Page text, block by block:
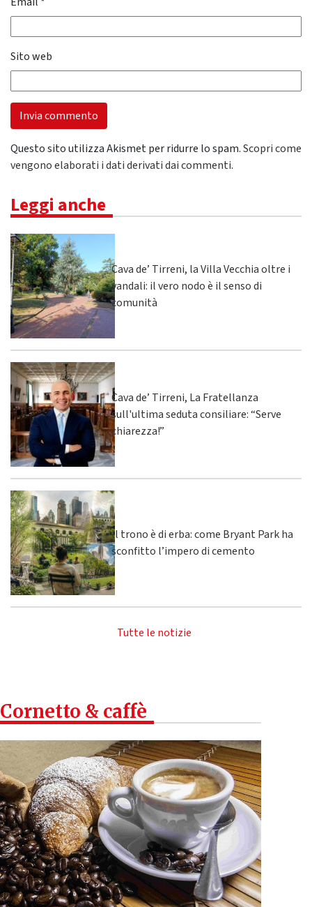
Sito web
Questo sito utilizza Akismet per ridurre lo spam.Scopri come
vengono elaborati i dati derivati dai commenti.
Leggi anche
Cava de’ Tirreni, la Villa Vecchia oltre i
vandali: il vero nodo è il senso di
comunità
Cava de’ Tirreni, La Fratellanza
sull'ultima seduta consiliare: “Serve
chiarezza!”
Il trono è di erba: come Bryant Park ha
sconfitto l’impero di cemento
Tutte le notizie
Cornetto & caffè